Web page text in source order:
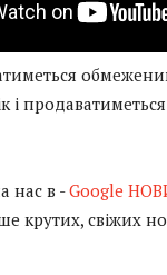
і
нас в -Google
крутих, свіжих